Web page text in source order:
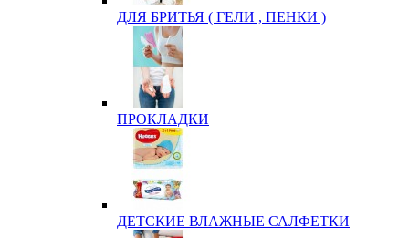
ДЛЯ БРИТЬЯ ( ГЕЛИ , ПЕНКИ )
ПРОКЛАДКИ
ДЕТСКИЕ ВЛАЖНЫЕ САЛФЕТКИ